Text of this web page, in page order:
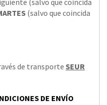
(salvo que coincida
de transporte SEUR
DE ENVÍO